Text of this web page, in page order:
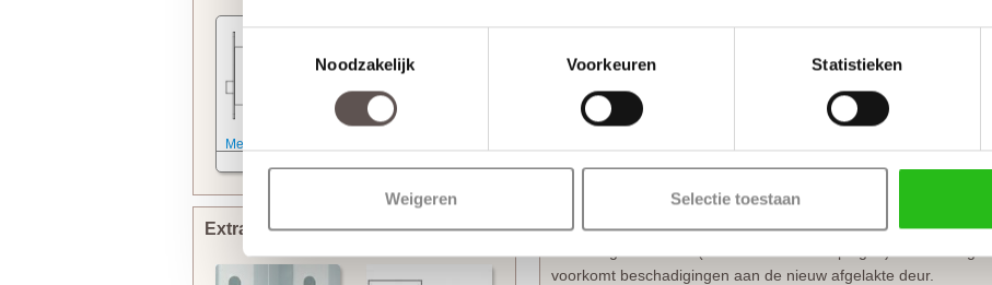
Noodzakelijk
Voorkeuren Statistieken
Weigeren Selectie toestaan
Meer informatie
Extra bewerkingen toevoegen
standaardmaat of afwijkende afmeting. Het is voor beide
draairichting doorgeeft tijdens het bestellen. Doordat Svedex
deur niet omgedraaid worden en is de
keuze tussen links en
stompe deurnodig? Dan is het handig om een
bestellen. De speciaal ontwikkelde scharnieren vallen wel in
de deur gemonteerd (zonder nieuwe inkepingen). De
voorkomt beschadigingen aan de nieuw afgelakte deur.